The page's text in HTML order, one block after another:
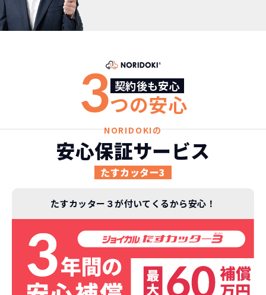
契約後も安心
3つの安心
NORIDOKIの
安心保証サービス
たすカッター3
たすカッター３が付いてくるから安心！